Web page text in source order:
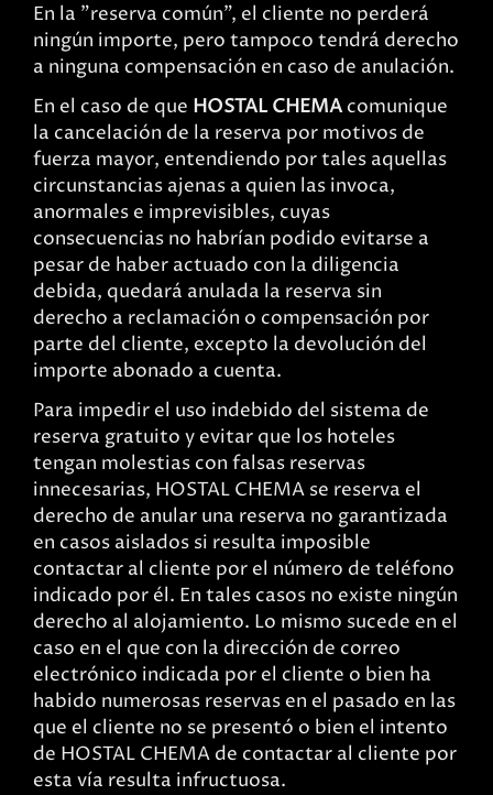
En la "reserva común", el cliente no perderá
ningún importe, pero tampoco tendrá derecho
a ninguna compensación en caso de anulación.
En el caso de que HOSTAL CHEMAcomunique
la cancelación de la reserva por motivos de
fuerza mayor, entendiendo por tales aquellas
circunstancias ajenas a quien las invoca,
anormales e imprevisibles, cuyas
consecuencias no habrían podido evitarse a
pesar de haber actuado con la diligencia
debida, quedará anulada la reserva sin
derecho a reclamación o compensación por
parte del cliente, excepto la devolución del
importe abonado a cuenta.
Para impedir el uso indebido del sistema de
reserva gratuito y evitar que los hoteles
tengan molestias con falsas reservas
innecesarias, HOSTAL CHEMA se reserva el
derecho de anular una reserva no garantizada
en casos aislados si resulta imposible
contactar al cliente por el número de teléfono
indicado por él. En tales casos no existe ningún
derecho al alojamiento. Lo mismo sucede en el
caso en el que con la dirección de correo
electrónico indicada por el cliente o bien ha
habido numerosas reservas en el pasado en las
que el cliente no se presentó o bien el intento
de HOSTAL CHEMA de contactar al cliente por
esta vía resulta infructuosa.